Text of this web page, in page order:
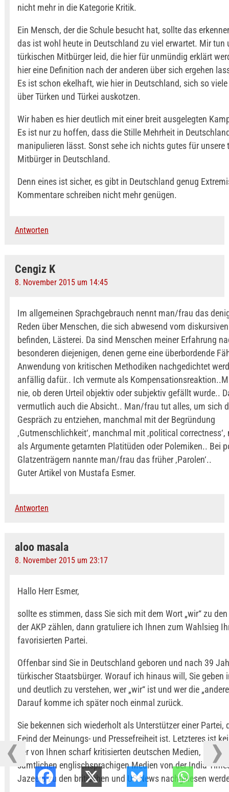
nicht mehr in die Kategorie Kritik.
Ein Mensch, der die Schule besucht hat, sollte das
das ist wohl heute in Deutschland zu viel erwartet. Mir tun
türkischen Mitbürger leid, die hier für unmündig erklärt
hier eine Definition nach der anderen über sich ergehen
Es ist schon ekelhaft, wie hier in Deutschland, sich so
über Türken und Türkei auskotzen.
Wir haben es hier deutlich mit einer breit ausgelegten
Es ist nur zu hoffen, dass die Stille Mehrheit in
manipulieren lässt. Sonst sehe ich nichts gutes für unsere
Mitbürger in Deutschland.
Denn eines ist sicher, es gibt in Deutschland genug
Kommentare schreiben nicht mehr genügen.
Antworten
Cengiz K
8. November 2015 um 14:45
Im allgemeinen Sprachgebrauch nennt man/frau das
Reden über Menschen, die sich abwesend vom
befinden, Lästerei. Da sind Menschen meiner Erfahrung
besonderen diejenigen, denen gerne eine überbordende
Anwendung von kritischen Methodiken nachgedichtet
anfällig dafür.. Ich vermute als
nie, ob deren Urteil objektiv oder subjektiv gefällt wurde..
vermutlich auch die Absicht.. Man/frau tut alles, um sich
Gespräch zu entziehen, manchmal mit der Begründung
‚Gutmenschlichkeit‘, manchmal mit ‚political
als Argumente getarnten Platitüden oder Polemiken.. Bei
Glatzenträgern nannte man/frau das früher ‚Parolen‘..
Guter Artikel von Mustafa Esmer.
Antworten
aloo masala
8. November 2015 um 23:17
Hallo Herr Esmer,
sollte es stimmen, dass Sie sich mit dem Wort „wir“ zu
der AKP zählen, dann gratuliere ich Ihnen zum Wahlsieg
favorisierten Partei.
Offenbar sind Sie in Deutschland geboren und nach 39
türkischer Staatsbürger. Worauf ich hinaus will, Sie geben
und deutlich zu verstehen, wer „wir“ ist und wer die
Darauf komme ich später noch einmal zurück.
Sie bekennen sich wiederholt als Unterstützer einer Partei,
Feind der Meinungs- und Pressefreiheit ist. Letzteres ist
der von Ihnen scharf kritisierten deutschen Medien,
sämtlichen englischsprachigen Medien von der India
Jazeera zu den britischen und US-News nachgelesen